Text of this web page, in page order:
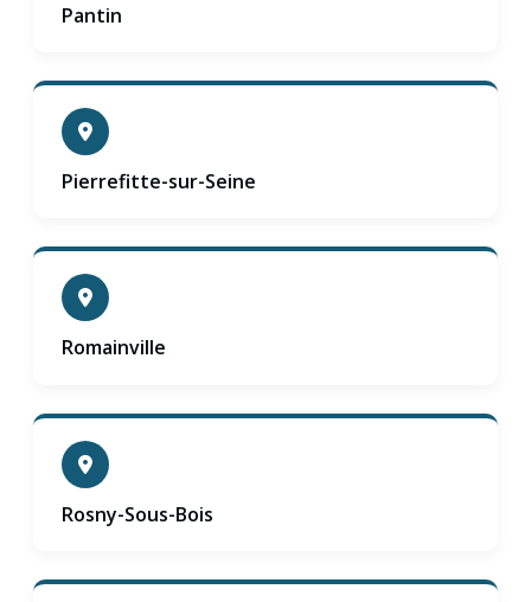
Pantin
Pierrefitte-sur-Seine
Romainville
Rosny-Sous-Bois